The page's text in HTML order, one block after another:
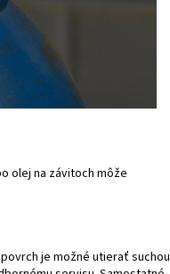
olej na závitoch môže
je možné utierať suchou